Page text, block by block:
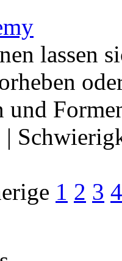
lassen
und
|
1 2 3 4